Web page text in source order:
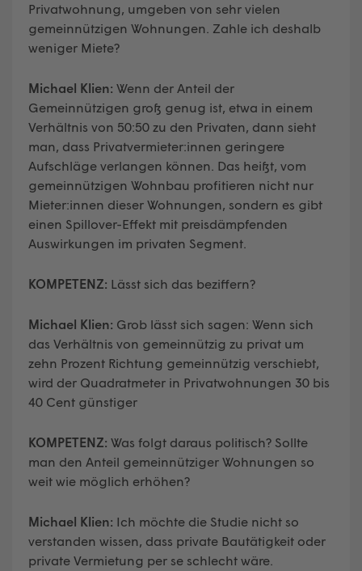
Privatwohnung, umgeben von sehr vielen
gemeinnützigen Wohnungen. Zahle ich deshalb
weniger Miete?
Michael Klien: Wenn der Anteil der
Gemeinnützigen groß genug ist, etwa in einem
Verhältnis von 50:50 zu den Privaten, dann sieht
man, dass Privatvermieter:innen geringere
Aufschläge verlangen können. Das heißt, vom
gemeinnützigen Wohnbau profitieren nicht nur
Mieter:innen dieser Wohnungen, sondern es gibt
einen Spillover-Effekt mit preisdämpfenden
Auswirkungen im privaten Segment.
KOMPETENZ: Lässt sich das beziffern?
Michael Klien: Grob lässt sich sagen: Wenn sich
das Verhältnis von gemeinnützig zu privat um
zehn Prozent Richtung gemeinnützig verschiebt,
wird der Quadratmeter in Privatwohnungen 30 bis
40 Cent günstiger
KOMPETENZ: Was folgt daraus politisch? Sollte
man den Anteil gemeinnütziger Wohnungen so
weit wie möglich erhöhen?
Michael Klien: Ich möchte die Studie nicht so
verstanden wissen, dass private Bautätigkeit oder
private Vermietung per se schlecht wäre.